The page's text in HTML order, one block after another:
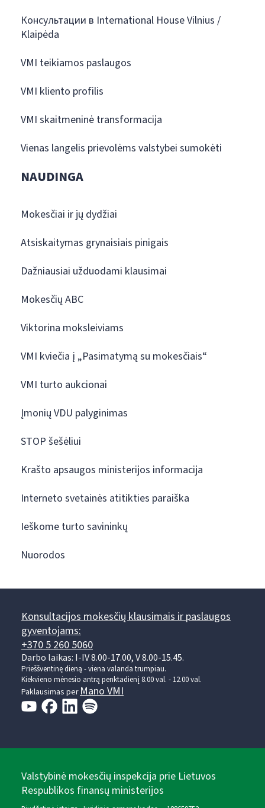
Консультации в International House Vilnius /
Klaipėda
VMI teikiamos paslaugos
VMI kliento profilis
VMI skaitmeninė transformacija
Vienas langelis prievolėms valstybei sumokėti
NAUDINGA
Mokesčiai ir jų dydžiai
Atsiskaitymas grynaisiais pinigais
Dažniausiai užduodami klausimai
Mokesčių ABC
Viktorina moksleiviams
VMI kviečia į „Pasimatymą su mokesčiais“
VMI turto aukcionai
Įmonių VDU palyginimas
STOP šešėliui
Krašto apsaugos ministerijos informacija
Interneto svetainės atitikties paraiška
Ieškome turto savininkų
Nuorodos
Konsultacijos mokesčių klausimais ir paslaugos
gyventojams:
+370 5 260 5060
Darbo laikas: I-IV 8.00-17.00, V 8.00-15.45.
Prieššventinę dieną - viena valanda trumpiau.
Kiekvieno mėnesio antrą penktadienį 8.00 val. - 12.00 val.
Paklausimas perMano VMI
Valstybinė mokesčių inspekcija prie Lietuvos
Respublikos finansų ministerijos